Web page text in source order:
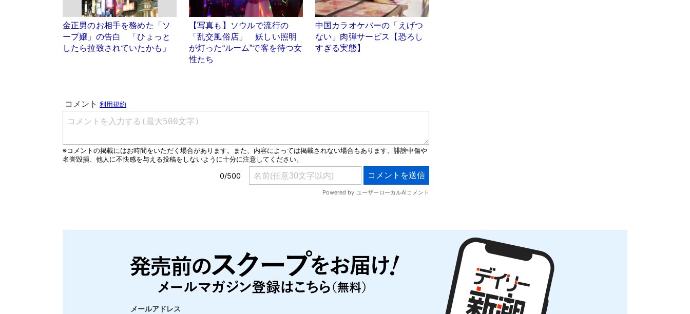
金正男のお相手を務めた「ソ
ープ嬢」の告白 「ひょっと
したら拉致されていたかも」
【写真も】ソウルで流行の
「乱交風俗店」 妖しい照明
が灯った“ルーム”で客を待つ女
性たち
中国カラオケバーの「えげつ
ない」肉弾サービス【恐ろし
すぎる実態】
メールアドレス